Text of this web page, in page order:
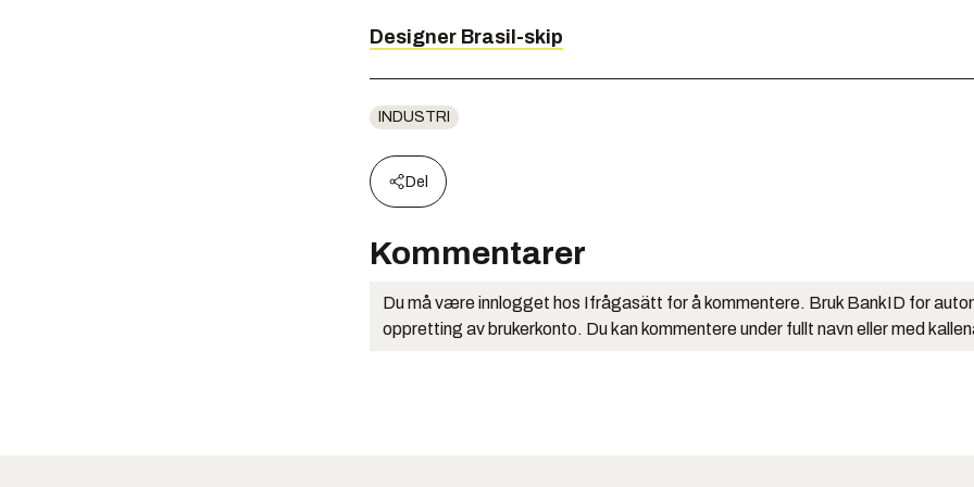
Designer Brasil-skip
INDUSTRI
Del
Kommentarer
Du må være innlogget hos Ifrågasätt for å kommentere. Bruk BankID for
oppretting av brukerkonto. Du kan kommentere under fullt navn eller med